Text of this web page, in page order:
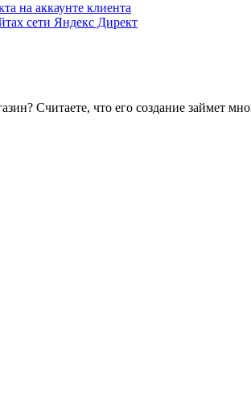
на аккаунте клиента
сети Яндекс Директ
Считаете, что его создание займет